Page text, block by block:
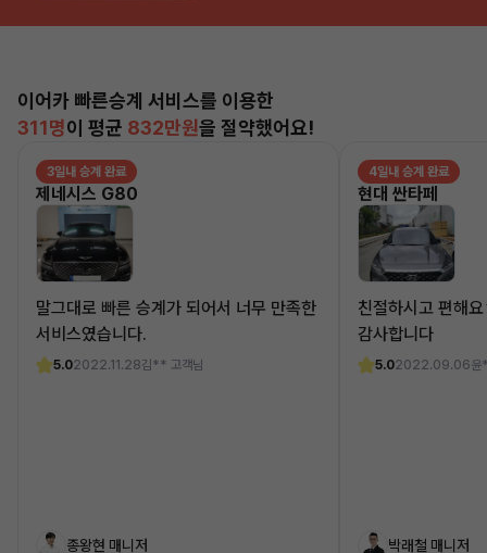
이어카 빠른승계 서비스를 이용한
311명이 평균 832만원을 절약했어요!
3일내 승계 완료
제네시스 G80
말그대로 빠른 승계가 되어서 너무 만족한
서비스였습니다.
5.02022.11.28김** 고객님
종왕현 매니저
4일내 승계 완료
현대 싼타페
친절하시고 편해
감사합니다
5.02022.09.06윤
박래철 매니저